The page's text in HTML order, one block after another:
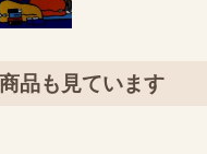
品も見ています